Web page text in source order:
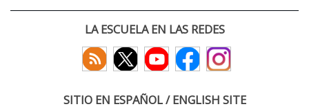
LA ESCUELA EN LAS REDES
SITIO EN ESPAÑOL / ENGLISH SITE